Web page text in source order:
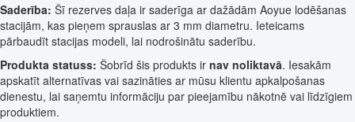
Saderība: Šī rezerves daļa ir saderīga ar dažādām Aoyue lodēšanas
stacijām, kas pieņem sprauslas ar 3 mm diametru. Ieteicams
pārbaudīt stacijas modeli, lai nodrošinātu saderību.
Produkta statuss: Šobrīd šis produkts ir nav noliktavā. Iesakām
apskatīt alternatīvas vai sazināties ar mūsu klientu apkalpošanas
dienestu, lai saņemtu informāciju par pieejamību nākotnē vai līdzīgiem
produktiem.